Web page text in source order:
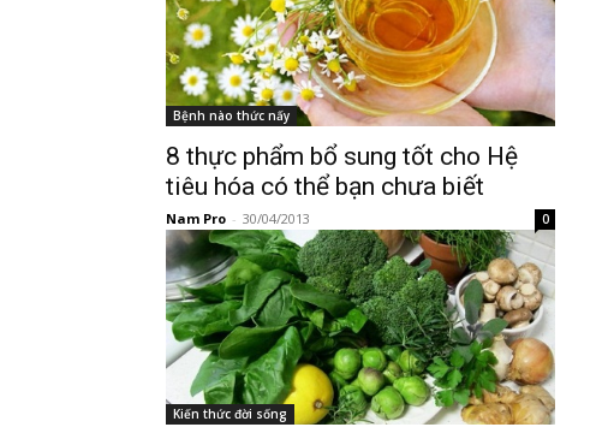
Bệnh nào thức nấy
8 thực phẩm bổ sung tốt cho Hệ
tiêu hóa có thể bạn chưa biết
Nam Pro - 30/04/2013 0
Kiến thức đời sống